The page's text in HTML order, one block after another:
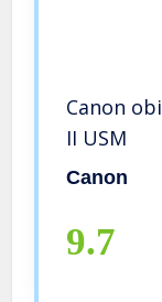
Canon
II USM
Canon
9.7